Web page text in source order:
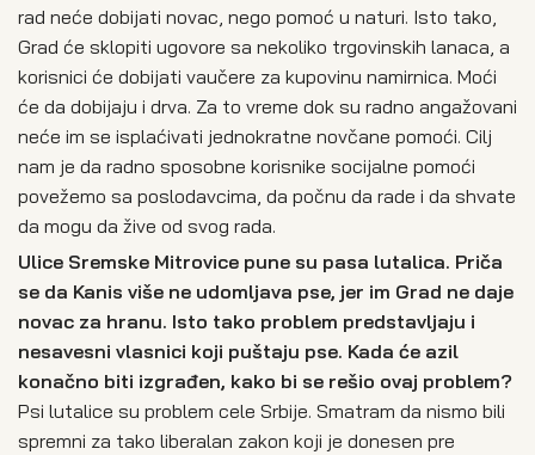
rad neće dobijati novac, nego pomoć u naturi. Isto tako,
Grad će sklopiti ugovore sa nekoliko trgovinskih lanaca, a
korisnici će dobijati vaučere za kupovinu namirnica. Moći
će da dobijaju i drva. Za to vreme dok su radno angažovani
neće im se isplaćivati jednokratne novčane pomoći. Cilj
nam je da radno sposobne korisnike socijalne pomoći
povežemo sa poslodavcima, da počnu da rade i da shvate
da mogu da žive od svog rada.
Ulice Sremske Mitrovice pune su pasa lutalica. Priča
se da Kanis više ne udomljava pse, jer im Grad ne daje
novac za hranu. Isto tako problem predstavljaju i
nesavesni vlasnici koji puštaju pse. Kada će azil
konačno biti izgrađen, kako bi se rešio ovaj problem?
Psi lutalice su problem cele Srbije. Smatram da nismo bili
spremni za tako liberalan zakon koji je donesen pre